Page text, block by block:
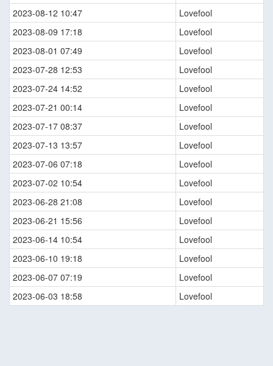
2023-08-12 10:47
Lovefool
2023-08-09 17:18
Lovefool
2023-08-01 07:49
Lovefool
2023-07-28 12:53
Lovefool
2023-07-24 14:52
Lovefool
2023-07-21 00:14
Lovefool
2023-07-17 08:37
Lovefool
2023-07-13 13:57
Lovefool
2023-07-06 07:18
Lovefool
2023-07-02 10:54
Lovefool
2023-06-28 21:08
Lovefool
2023-06-21 15:56
Lovefool
2023-06-14 10:54
Lovefool
2023-06-10 19:18
Lovefool
2023-06-07 07:19
Lovefool
2023-06-03 18:58
Lovefool